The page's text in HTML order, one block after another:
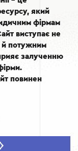
який
фірмам
виступає не
й потужним
залученню
повинен
офісу